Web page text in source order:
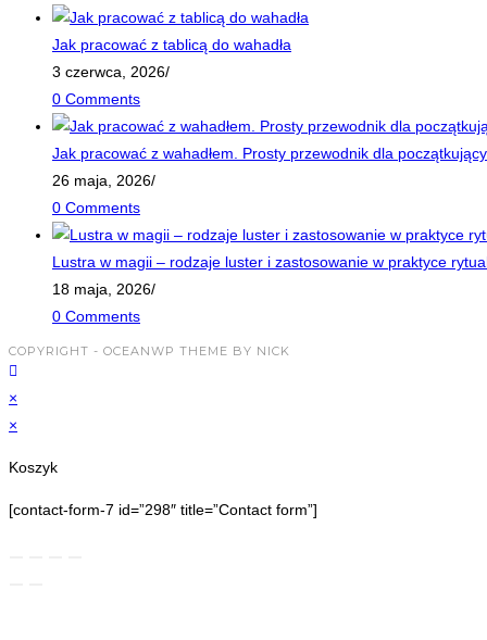
Jak pracować z tablicą do wahadła
3 czerwca, 2026/
0 Comments
Jak pracować z wahadłem. Prosty przewodnik dla
26 maja, 2026/
0 Comments
Lustra w magii – rodzaje luster i zastosowanie w praktyce
18 maja, 2026/
0 Comments
COPYRIGHT - OCEANWP THEME BY NICK
×
×
Koszyk
[contact-form-7 id=”298″ title=”Contact form”]